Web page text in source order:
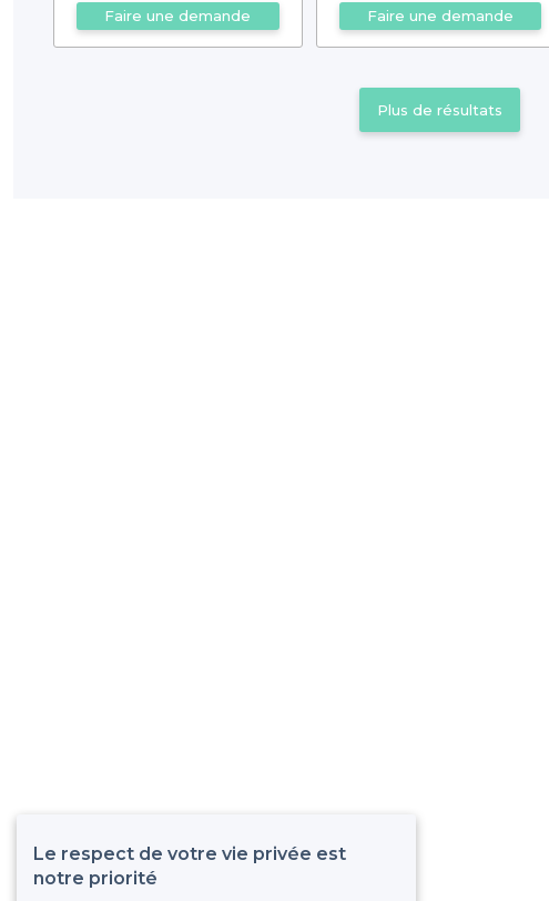
Faire une demande Faire une demande
Plus de résultats
Le respect de votre vie privée est
notre priorité